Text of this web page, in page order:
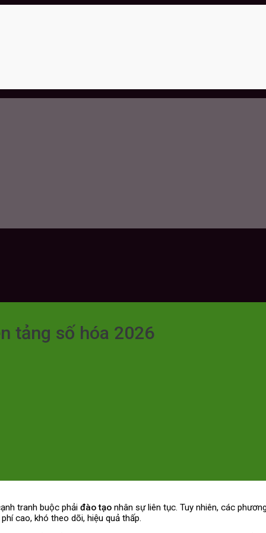
tảng số hóa 2026
tranh buộc phải đào tạo nhân sự liên tục. Tuy nhiên, các
cao, khó theo dõi, hiệu quả thấp.